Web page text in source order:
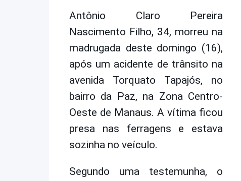
Antônio Claro Pereira
Nascimento Filho, 34, morreu na
madrugada deste domingo (16),
após um acidente de trânsito na
avenida Torquato Tapajós, no
bairro da Paz, na Zona Centro-
Oeste de Manaus. A vítima ficou
presa nas ferragens e estava
sozinha no veículo.
Segundo uma testemunha, o